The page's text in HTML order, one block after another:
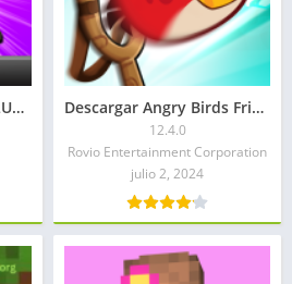
Victorraulrr – METAL SLUG 2 APK Mod + OBB 2026 Descargar Angry Birds Friends APK 2026: Impulsores ilimitados
12.4.0
Rovio Entertainment Corporation
julio 2, 2024